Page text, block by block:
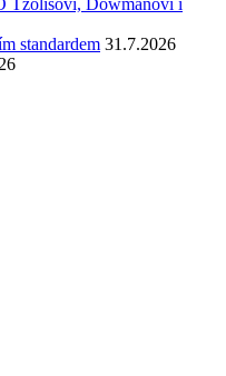
Tzolisovi, Dowmanovi i
standardem 31.7.2026